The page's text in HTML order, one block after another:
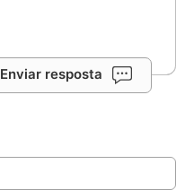
Enviar resposta